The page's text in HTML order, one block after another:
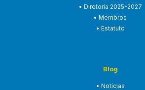
• Diretoria 2025-2027
• Membros
• Estatuto
Blog
• Notícias